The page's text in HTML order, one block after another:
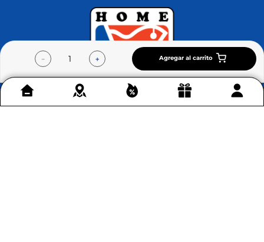
＋
－ Agregar al carrito